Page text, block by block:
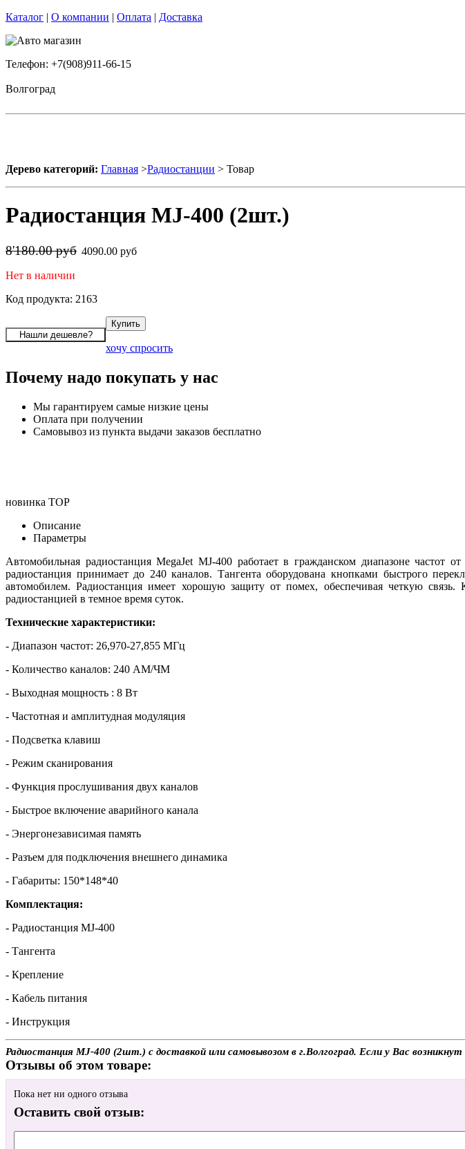
Каталог | О компании | Оплата | Доставка
Телефон: +7(908)911-66-15
Волгоград
Дерево категорий: Главная >Радиостанции > Товар
Радиостанция MJ-400 (2шт.)
8'180.00 руб 4090.00 руб
Нет в наличии
Код продукта: 2163
хочу спросить
Почему надо покупать у нас
Мы гарантируем самые низкие цены
Оплата при получении
Самовывоз из пункта выдачи заказов бесплатно
новинка TOP
Описание
Параметры
Автомобильная радиостанция MegaJet MJ-400 работает в гражданском диапазоне
радиостанция принимает до 240 каналов. Тангента оборудована кнопками быстрого
автомобилем. Радиостанция имеет хорошую защиту от помех, обеспечивая четкую
радиостанцией в темное время суток.
Технические характеристики:
- Диапазон частот: 26,970-27,855 МГц
- Количество каналов: 240 АМ/ЧМ
- Выходная мощность : 8 Вт
- Частотная и амплитудная модуляция
- Подсветка клавиш
- Режим сканирования
- Функция прослушивания двух каналов
- Быстрое включение аварийного канала
- Энергонезависимая память
- Разъем для подключения внешнего динамика
- Габариты: 150*148*40
Комплектация:
- Радиостанция MJ-400
- Тангента
- Крепление
- Кабель питания
- Инструкция
Радиостанция MJ-400 (2шт.) с доставкой или самовывозом в г.Волгоград. Если у Вас
Отзывы об этом товаре:
Пока нет ни одного отзыва
Оставить свой отзыв: